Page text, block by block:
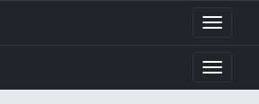
Toggle
Toggle